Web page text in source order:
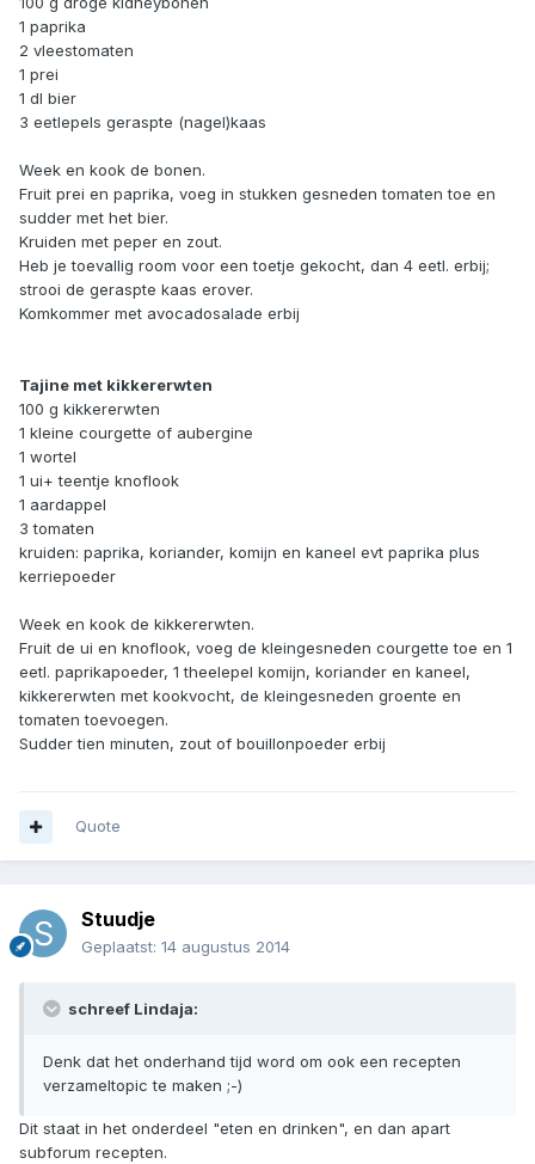
1 paprika
2 vleestomaten
1 prei
1 dl bier
3 eetlepels geraspte (nagel)kaas
Week en kook de bonen.
Fruit prei en paprika, voeg in stukken gesneden tomaten toe en
sudder met het bier.
Kruiden met peper en zout.
Heb je toevallig room voor een toetje gekocht, dan 4 eetl. erbij;
strooi de geraspte kaas erover.
Komkommer met avocadosalade erbij
Tajine met kikkererwten
100 g kikkererwten
1 kleine courgette of aubergine
1 wortel
1 ui+ teentje knoflook
1 aardappel
3 tomaten
kruiden: paprika, koriander, komijn en kaneel evt paprika plus
kerriepoeder
Week en kook de kikkererwten.
Fruit de ui en knoflook, voeg de kleingesneden courgette toe en 1
eetl. paprikapoeder, 1 theelepel komijn, koriander en kaneel,
kikkererwten met kookvocht, de kleingesneden groente en
tomaten toevoegen.
Sudder tien minuten, zout of bouillonpoeder erbij
Quote
Stuudje
Geplaatst: 14 augustus 2014
schreef Lindaja:
Denk dat het onderhand tijd word om ook een recepten
verzameltopic te maken ;-)
Dit staat in het onderdeel "eten en drinken", en dan apart
subforum recepten.